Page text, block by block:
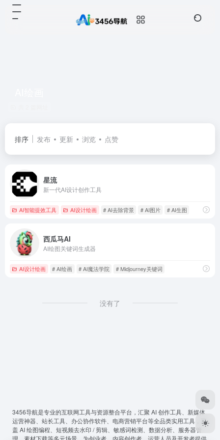
排序 发布 更新 浏览 点赞
星流
新一代AI设计创作工具
AI智能提效工具 AI设计绘画 # AI去除背景 # AI图片 # AI生图
西瓜马AI
AI绘图关键词生成器
AI设计绘画 # AI绘画 # AI魔法学院 # Midjourney关键词
没有了
3456导航是专业的互联网工具与资源整合平台，汇聚 AI 创作工具、新媒体
运营神器、站长工具、办公协作软件、电商营销平台等全品类实用工具，覆
盖 AI 绘图编程、短视频去水印 / 剪辑、敏感词检测、数据分析、服务器管
理、素材下载等多元场景，为创业者、内容创作者、运营人员及开发者提供